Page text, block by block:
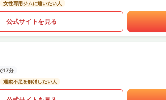
女性専用ジムに通いたい人
公式サイトを見る
17分
運動不足を解消したい人